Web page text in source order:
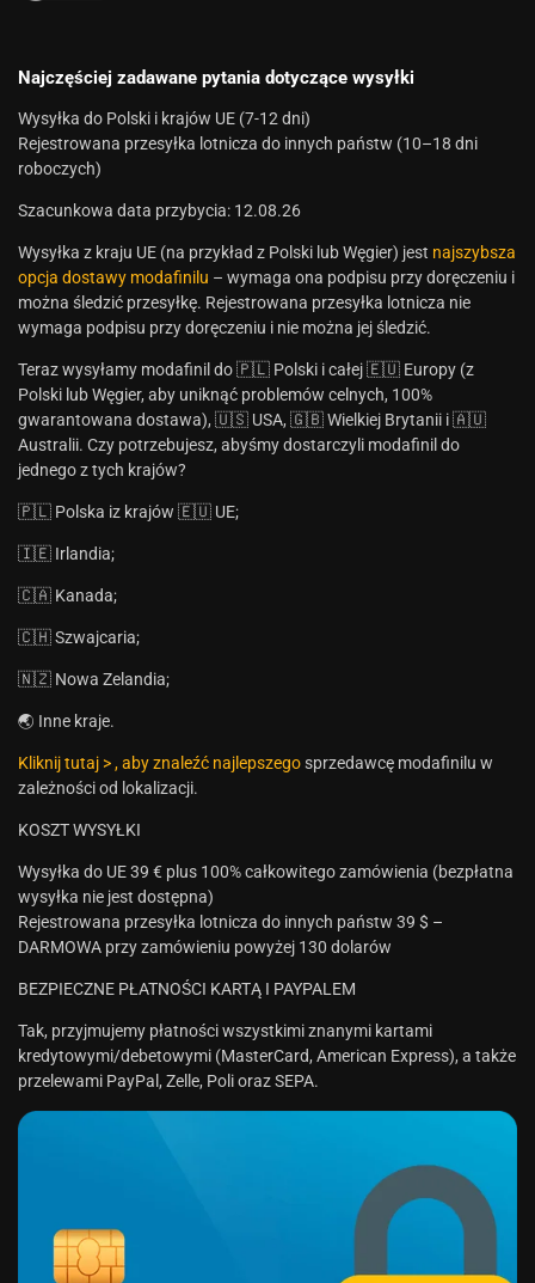
Najczęściej zadawane pytania dotyczące wysyłki
Wysyłka do Polski i krajów UE (7-12 dni)
Rejestrowana przesyłka lotnicza do innych państw (10–18 dni
roboczych)
Szacunkowa data przybycia: 12.08.26
Wysyłka z kraju UE (na przykład z Polski lub Węgier) jest najszybsza
opcja dostawy modafinilu – wymaga ona podpisu przy doręczeniu i
można śledzić przesyłkę. Rejestrowana przesyłka lotnicza nie
wymaga podpisu przy doręczeniu i nie można jej śledzić.
Teraz wysyłamy modafinil do 🇵🇱 Polski i całej 🇪🇺 Europy (z
Polski lub Węgier, aby uniknąć problemów celnych, 100%
gwarantowana dostawa), 🇺🇸 USA, 🇬🇧 Wielkiej Brytanii i 🇦🇺
Australii. Czy potrzebujesz, abyśmy dostarczyli modafinil do
jednego z tych krajów?
🇵🇱 Polska iz krajów 🇪🇺 UE;
🇮🇪 Irlandia;
🇨🇦 Kanada;
🇨🇭 Szwajcaria;
🇳🇿 Nowa Zelandia;
🌏 Inne kraje.
Kliknij tutaj > , aby znaleźć najlepszegosprzedawcę modafinilu w
zależności od lokalizacji.
KOSZT WYSYŁKI
Wysyłka do UE 39 € plus 100% całkowitego zamówienia (bezpłatna
wysyłka nie jest dostępna)
Rejestrowana przesyłka lotnicza do innych państw 39 $ –
DARMOWA przy zamówieniu powyżej 130 dolarów
BEZPIECZNE PŁATNOŚCI KARTĄ I PAYPALEM
Tak, przyjmujemy płatności wszystkimi znanymi kartami
kredytowymi/debetowymi (MasterCard, American Express), a także
przelewami PayPal, Zelle, Poli oraz SEPA.